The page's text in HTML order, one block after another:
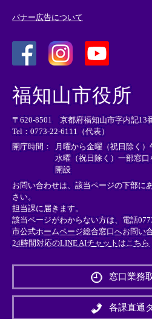
バナー広告について
外
部
リ
ン
ク
＞
外
リ
ン
ク
＞
外
部
ン
ク
＞
福知山市役所
〒620-8501 京都府福知山市字内記13
Tel：0773-22-6111（代表）
開庁時間：
月曜から金曜（祝日除く
水曜（祝日除く）一部窓
開設
お問い合わせは、該当ページの下部に
さい。
担当課に届きます。
該当ページがわからない方は、電話
市公式ホームページ総合窓口へお問い
24時間対応のLINE AIチャットはこちら
外
リ
ン
窓口業務
各課直通